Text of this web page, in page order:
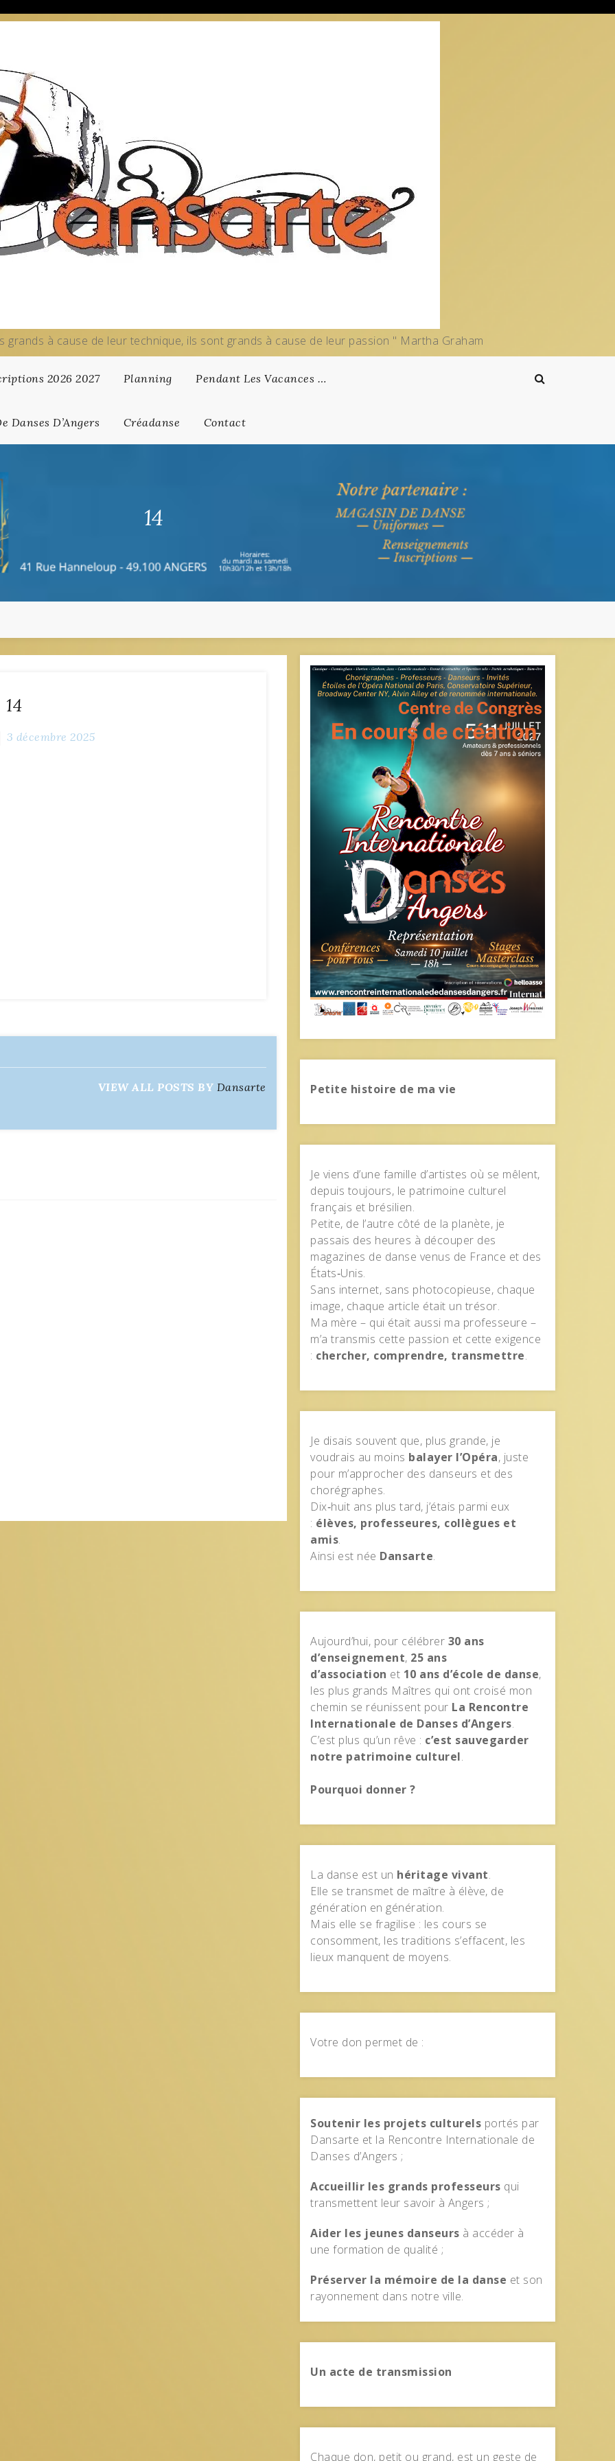
grands à cause de leur technique, ils sont grands à cause de leur passion " Martha Graham
2026 2027 Planning Pendant Les Vacances …
Danses D’Angers Créadanse Contact
14
14
3 décembre 2025
VIEW ALL POSTS BY Dansarte Petite histoire de ma vie
Je viens d’une famille d’artistes où se mêlent,
depuis toujours, le patrimoine culturel
français et brésilien.
Petite, de l’autre côté de la planète, je
passais des heures à découper des
magazines de danse venus de France et des
États‑Unis.
Sans internet, sans photocopieuse, chaque
image, chaque article était un trésor.
Ma mère – qui était aussi ma professeure –
m’a transmis cette passion et cette exigence
: chercher, comprendre, transmettre.
Je disais souvent que, plus grande, je
voudrais au moins balayer l’Opéra, juste
pour m’approcher des danseurs et des
chorégraphes.
Dix‑huit ans plus tard, j’étais parmi eux
: élèves, professeures, collègues et
amis.
Ainsi est née Dansarte.
Aujourd’hui, pour célébrer 30 ans
d’enseignement, 25 ans
d’association et 10 ans d’école de danse,
les plus grands Maîtres qui ont croisé mon
chemin se réunissent pour La Rencontre
Internationale de Danses d’Angers.
C’est plus qu’un rêve : c’est sauvegarder
notre patrimoine culturel.
Pourquoi donner ?
La danse est un héritage vivant.
Elle se transmet de maître à élève, de
génération en génération.
Mais elle se fragilise : les cours se
consomment, les traditions s’effacent, les
lieux manquent de moyens.
Votre don permet de :
Soutenir les projets culturels portés par
Dansarte et la Rencontre Internationale de
Danses d’Angers ;
Accueillir les grands professeurs qui
transmettent leur savoir à Angers ;
Aider les jeunes danseurs à accéder à
une formation de qualité ;
Préserver la mémoire de la danse et son
rayonnement dans notre ville.
Un acte de transmission
Chaque don, petit ou grand, est un geste de